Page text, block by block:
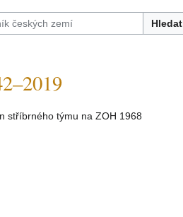
Hledat
stříbrného týmu na ZOH 1968